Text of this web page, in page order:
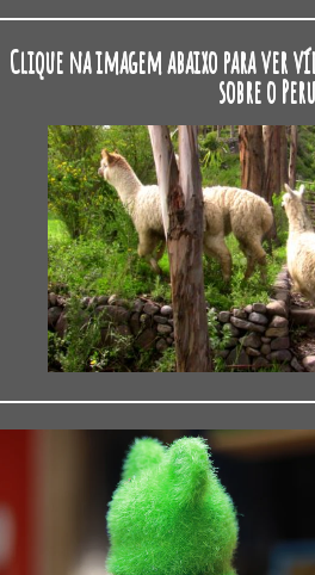
Clique na imagem abaixo para ver
sobre o Peru